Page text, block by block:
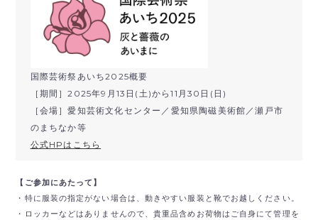
国際芸術祭あいち2025概要
［期間］2025年9月13日(土)から11月30日(日)
［会場］愛知芸術文化センター／愛知県陶磁美術館／瀬戸市
のまちなか等
公式HPはこちら
【ご参加にあたって】
・特に服装の指定がない場合は、動きやすい服装と靴でお越しください。
・ロッカーなどはありませんので、貴重品含めお荷物はご自身にて管理を